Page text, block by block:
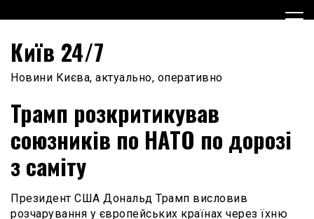
to
Київ 24/7
Новини Києва, актуально, оперативно
Трамп розкритикував
союзників по НАТО по дорозі
з саміту
Президент США Дональд Трамп висловив
розчарування у європейських країнах через їхню